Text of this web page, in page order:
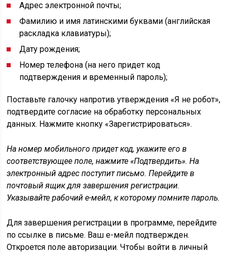
Адрес электронной почты;
Фамилию и имя латинскими буквами (английская
раскладка клавиатуры);
Дату рождения;
Номер телефона (на него придет код
подтверждения и временный пароль);
Поставьте галочку напротив утверждения «Я не робот»,
подтвердите согласие на обработку персональных
данных. Нажмите кнопку «Зарегистрироваться».
На номер мобильного придет код, укажите его в
соответствующее поле, нажмите «Подтвердить». На
электронный адрес поступит письмо. Перейдите в
почтовый ящик для завершения регистрации.
Указывайте рабочий е-мейл, к которому помните пароль.
Для завершения регистрации в программе, перейдите
по ссылке в письме. Ваш е-мейл подтвержден.
Откроется поле авторизации. Чтобы войти в личный